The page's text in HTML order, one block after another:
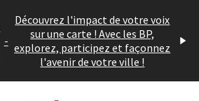
-
Découvrez l'impact de votre voix
sur une carte ! Avec les BP,
explorez, participez et façonnez
l'avenir de votre ville !